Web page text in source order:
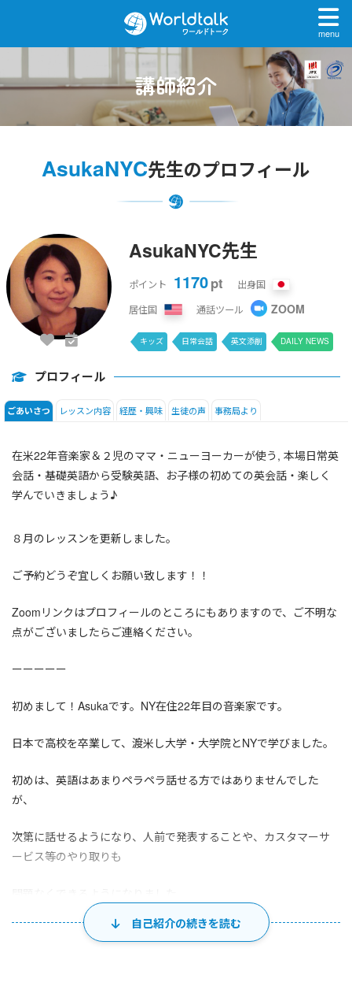
menu
講師紹介
AsukaNYC先生のプロフィール
AsukaNYC先生
ポイント 1170pt
出身国
居住国
通話ツール ZOOM
キッズ 日常会話 英文添削 DAILY NEWS
プロフィール
ごあいさつ レッスン内容 経歴・興味 生徒の声 事務局より
在米22年音楽家＆２児のママ・ニューヨーカーが使う, 本場日常英
会話・基礎英語から受験英語、お子様の初めての英会話・楽しく
学んでいきましょう♪
８月のレッスンを更新しました。
ご予約どうぞ宜しくお願い致します！！
Zoomリンクはプロフィールのところにもありますので、ご不明な
点がございましたらご連絡ください。
ーーーーー
初めまして！Asukaです。NY在住22年目の音楽家です。
日本で高校を卒業して、渡米し大学・大学院とNYで学びました。
初めは、英語はあまりペラペラ話せる方ではありませんでした
が、
次第に話せるようになり、人前で発表することや、カスタマーサ
ービス等のやり取りも
現在２児の母（15歳女＆10歳男）で、家では英語、スペイン語、
自己紹介の続きを読む